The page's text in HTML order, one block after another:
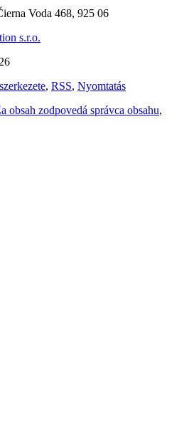
Voda 468, 925 06
s.r.o.
, RSS, Nyomtatás
obsah zodpovedá správca obsahu,